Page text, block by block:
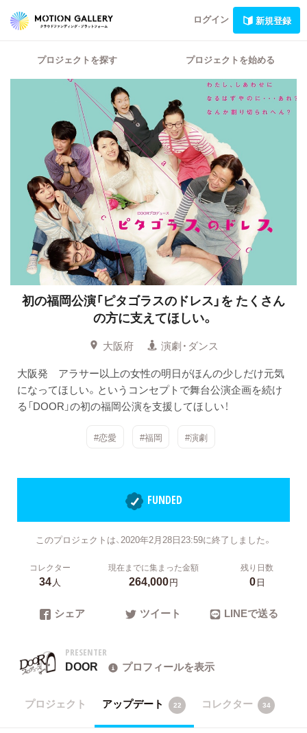
ログイン 新規登録
プロジェクトを探す プロジェクトを始める
初の福岡公演「ピタゴラスのドレス」を たくさん
の方に支えてほしい。
大阪府
演劇・ダンス
大阪発 アラサー以上の女性の明日がほんの少しだけ元気
になってほしい。というコンセプトで舞台公演企画を続け
る「DOOR」の初の福岡公演を支援してほしい！
#恋愛 #福岡 #演劇
FUNDED
このプロジェクトは、2020年2月28日23:59に終了しました。
コレクター
34人
現在までに集まった金額
264,000円
残り日数
0日
シェア ツイート LINEで送る
PRESENTER
DOOR プロフィールを表示
プロジェクト アップデート 22 コレクター 34